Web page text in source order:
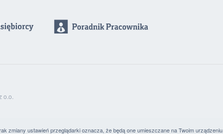
o.o.
zmiany ustawień przeglądarki oznacza, że będą one umieszczane na Twoim urządzeniu.